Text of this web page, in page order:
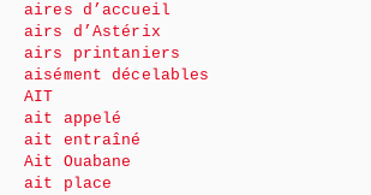
aires d’accueil
airs d’Astérix
airs printaniers
aisément décelables
AIT
ait appelé
ait entraîné
Ait Ouabane
ait place